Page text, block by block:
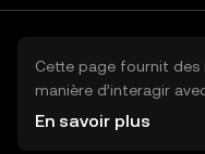
Cette page fournit des
manière d’interagir
décentralisées (DEX)
En savoir plus